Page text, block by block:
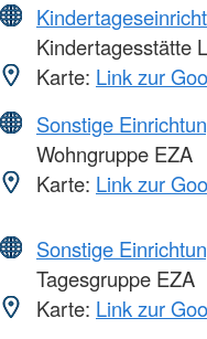
Kindertagesstätte
Karte: Link zur
Sonstige
Wohngruppe EZA
Karte: Link zur
Sonstige
Tagesgruppe EZA
Karte: Link zur